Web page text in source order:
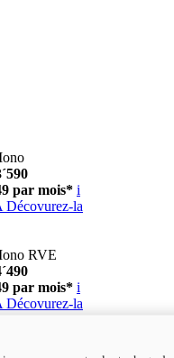
par mois* i
Décovurez-la
RVE
par mois* i
Décovurez-la
Nera